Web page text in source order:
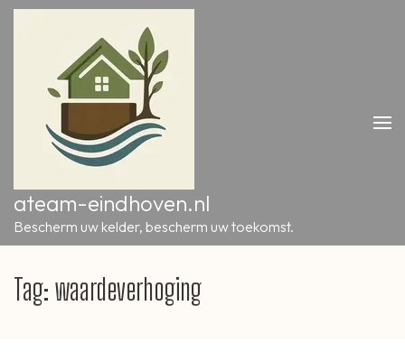
Ga
ateam-eindhoven.nl
Bescherm uw kelder, bescherm uw toekomst.
Tag: waardeverhoging